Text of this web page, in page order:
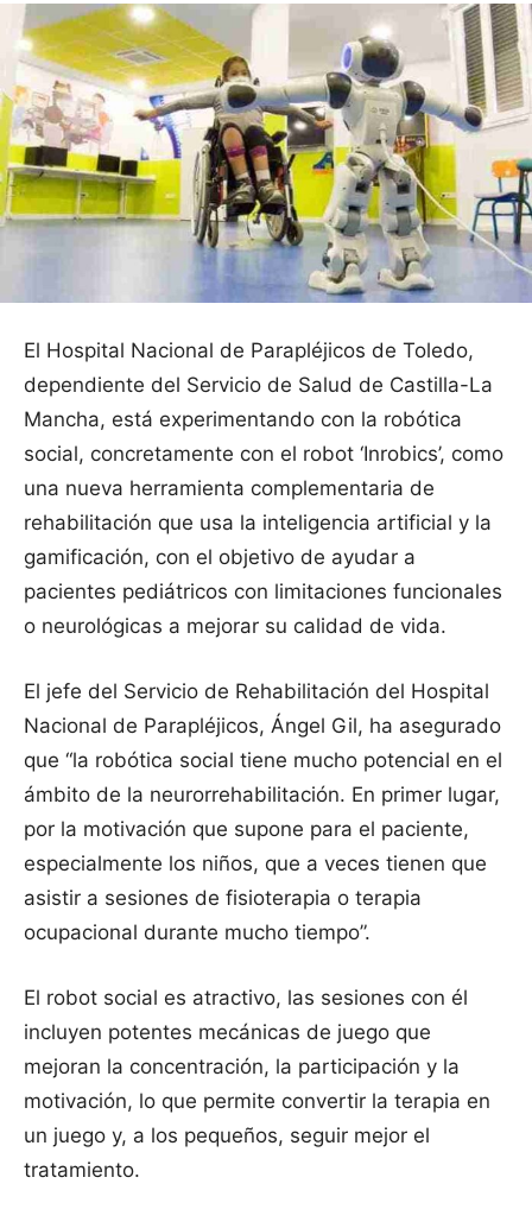
El Hospital Nacional de Parapléjicos de Toledo,
dependiente del Servicio de Salud de Castilla-La
Mancha, está experimentando con la robótica
social, concretamente con el robot ‘Inrobics’, como
una nueva herramienta complementaria de
rehabilitación que usa la inteligencia artificial y la
gamificación, con el objetivo de ayudar a
pacientes pediátricos con limitaciones funcionales
o neurológicas a mejorar su calidad de vida.
El jefe del Servicio de Rehabilitación del Hospital
Nacional de Parapléjicos, Ángel Gil, ha asegurado
que “la robótica social tiene mucho potencial en el
ámbito de la neurorrehabilitación. En primer lugar,
por la motivación que supone para el paciente,
especialmente los niños, que a veces tienen que
asistir a sesiones de fisioterapia o terapia
ocupacional durante mucho tiempo”.
El robot social es atractivo, las sesiones con él
incluyen potentes mecánicas de juego que
mejoran la concentración, la participación y la
motivación, lo que permite convertir la terapia en
un juego y, a los pequeños, seguir mejor el
tratamiento.